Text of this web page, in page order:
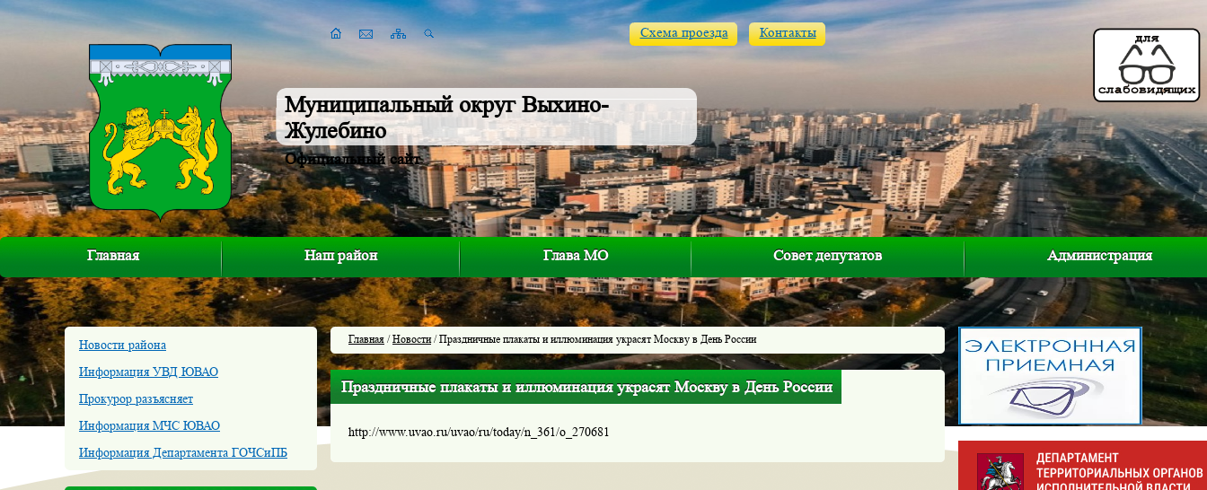
Муниципальный округ Выхино-
Жулебино
Официальный сайт
Схема проезда Контакты
Главная Наш район Глава МО Совет депутатов Администрация
Новости района
Информация УВД ЮВАО
Прокурор разъясняет
Информация МЧС ЮВАО
Информация Департамента ГОЧСиПБ
Главная /Новости/ Праздничные плакаты и иллюминация украсят Москву в День России
Праздничные плакаты и иллюминация украсят Москву в День России
http://www.uvao.ru/uvao/ru/today/n_361/o_270681